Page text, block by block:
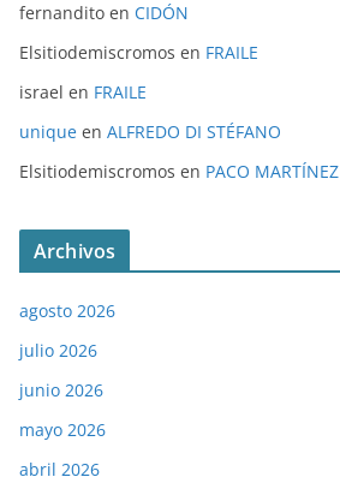
fernandito en CIDÓN
Elsitiodemiscromos en FRAILE
israel en FRAILE
unique en ALFREDO DI STÉFANO
Elsitiodemiscromos en PACO MARTÍNEZ
Archivos
agosto 2026
julio 2026
junio 2026
mayo 2026
abril 2026